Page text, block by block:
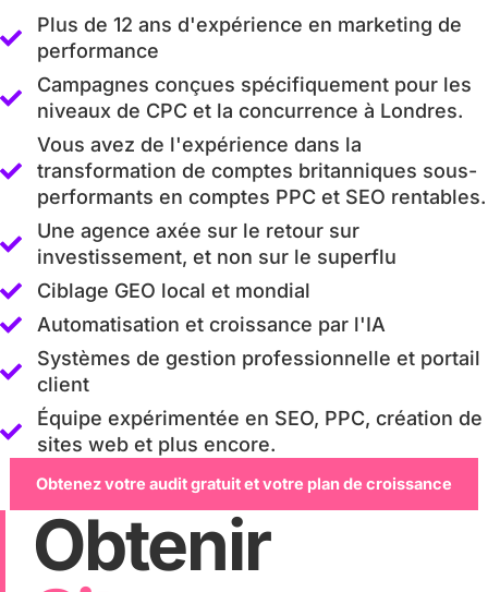
Plus de 12 ans d'expérience en marketing de
performance
Campagnes conçues spécifiquement pour les
niveaux de CPC et la concurrence à Londres.
Vous avez de l'expérience dans la
transformation de comptes britanniques sous-
performants en comptes PPC et SEO rentables.
Une agence axée sur le retour sur
investissement, et non sur le superflu
Ciblage GEO local et mondial
Automatisation et croissance par l'IA
Systèmes de gestion professionnelle et portail
client
Équipe expérimentée en SEO, PPC, création de
sites web et plus encore.
Obtenez votre audit gratuit et votre plan de croissance
Obtenir